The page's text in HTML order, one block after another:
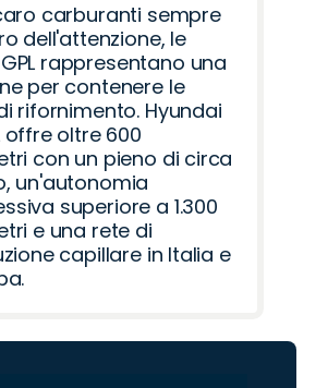
carburanti sempre
dell'attenzione, le
rappresentano una
per contenere le
rifornimento. Hyundai
offre oltre 600
con un pieno di circa
un'autonomia
superiore a 1.300
e una rete di
capillare in Italia e